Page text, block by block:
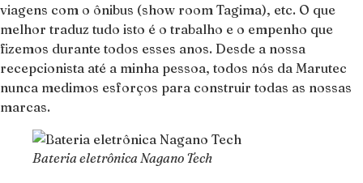
viagens com o ônibus (show room Tagima), etc. O que
melhor traduz tudo isto é o trabalho e o empenho que
fizemos durante todos esses anos. Desde a nossa
recepcionista até a minha pessoa, todos nós da Marutec
nunca medimos esforços para construir todas as nossas
marcas.
Bateria eletrônica Nagano Tech